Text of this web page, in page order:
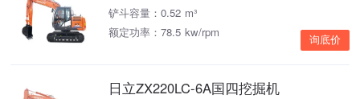
铲斗容量：0.52 m³
额定功率：78.5 kw/rpm
询底价
日立ZX220LC-6A国四挖掘机